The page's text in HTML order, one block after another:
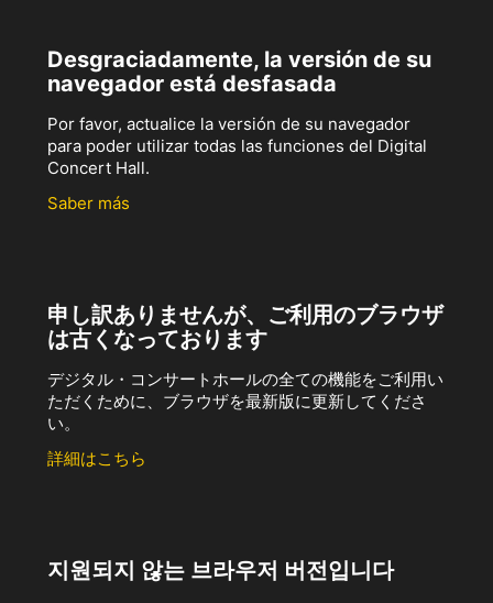
Desgraciadamente, la versión de su
navegador está desfasada
Por favor, actualice la versión de su navegador
para poder utilizar todas las funciones del Digital
Concert Hall.
Saber más
申し訳ありませんが、ご利用のブラウザ
は古くなっております
デジタル・コンサートホールの全ての機能をご利用い
ただくために、ブラウザを最新版に更新してくださ
い。
詳細はこちら
지원되지 않는 브라우저 버전입니다